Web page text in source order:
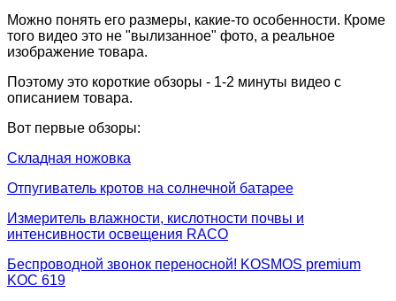
Можно понять его размеры, какие-то особенности. Кроме
того видео это не "вылизанное" фото, а реальное
изображение товара.
Поэтому это короткие обзоры - 1-2 минуты видео с
описанием товара.
Вот первые обзоры:
Складная ножовка
Отпугиватель кротов на солнечной батарее
Измеритель влажности, кислотности почвы и
интенсивности освещения RACO
Беспроводной звонок переносной! KOSMOS premium
KOC 619